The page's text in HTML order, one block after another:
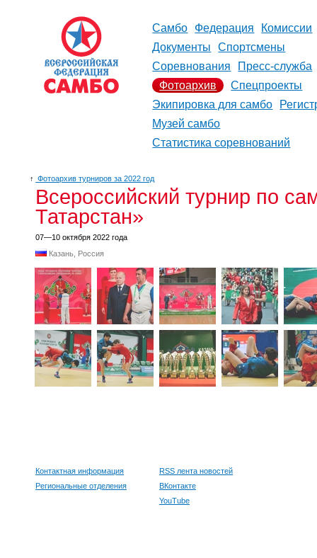
Самбо Федерация
Комиссии
Документы
Спортсмены
Соревнования
Пресс-служба
Фотоархив
Спецпроекты
Экипировка для самбо
Музей самбо
Статистика соревнований
↑ Фотоархив турниров за 2022 год
Всероссийский турнир по
Татарстан»
07—10 октября 2022 года
Казань, Россия
Контактная информация
Региональные отделения
RSS лента новостей
ВКонтакте
YouTube